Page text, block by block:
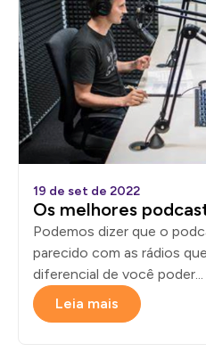
19 de set de 2022
Os melhores
Podemos dizer que o
parecido com as rádios
diferencial de você poder...
Leia mais